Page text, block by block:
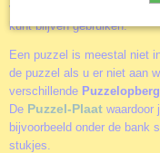
volle doos hoeft te zoeken
kunt blijven gebruiken.
Een puzzel is meestal niet
de puzzel als u er niet aan
verschillende
De Puzzel-Plaat waardoor
bijvoorbeeld onder de bank
stukjes.